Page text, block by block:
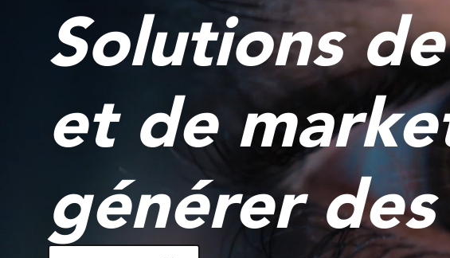
Solutions
et de
générer